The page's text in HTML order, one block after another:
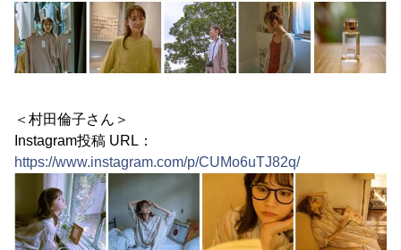
＜村田倫子さん＞
Instagram投稿 URL：
https://www.instagram.com/p/CUMo6uTJ82q/